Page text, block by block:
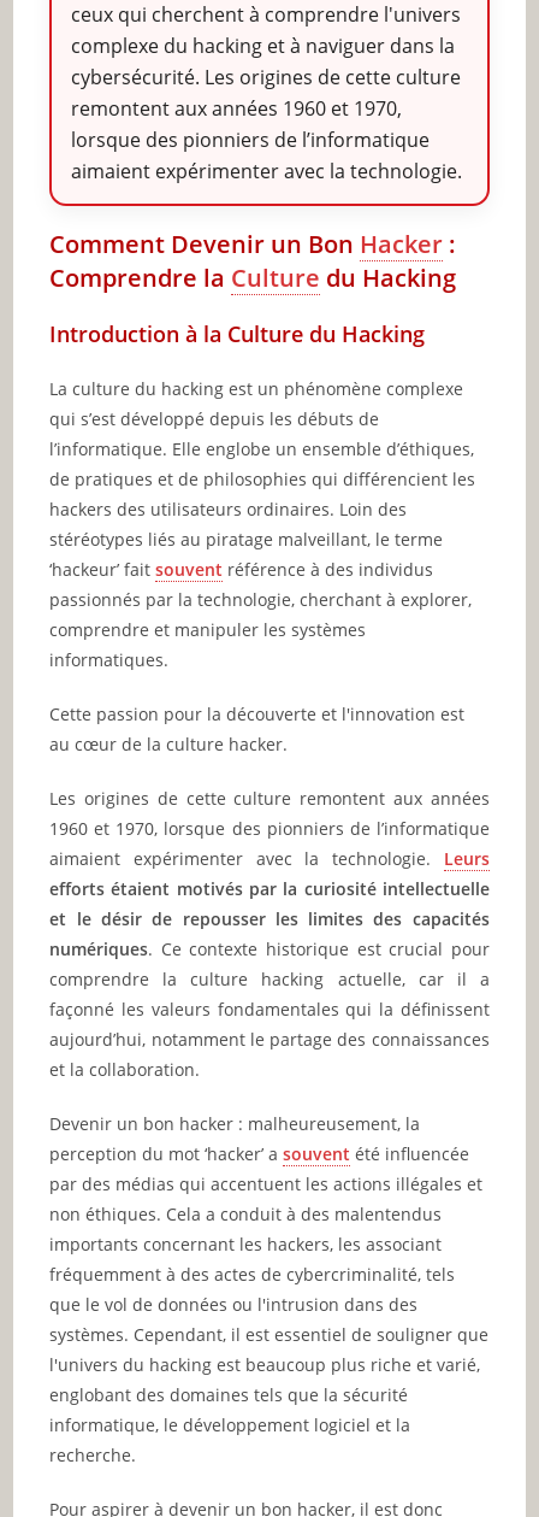
ceux qui cherchent à comprendre l'univers
complexe du hacking et à naviguer dans la
cybersécurité. Les origines de cette culture
remontent aux années 1960 et 1970,
lorsque des pionniers de l’informatique
aimaient expérimenter avec la technologie.
Comment Devenir un Bon Hacker :
Comprendre la Culture du Hacking
Introduction à la Culture du Hacking
La culture du hacking est un phénomène complexe
qui s’est développé depuis les débuts de
l’informatique. Elle englobe un ensemble d’éthiques,
de pratiques et de philosophies qui différencient les
hackers des utilisateurs ordinaires. Loin des
stéréotypes liés au piratage malveillant, le terme
‘hackeur’ faitsouvent référence à des individus
passionnés par la technologie, cherchant à explorer,
comprendre et manipuler les systèmes
informatiques.
Cette passion pour la découverte et l'innovation est
au cœur de la culture hacker.
Les origines de cette culture remontent aux années
1960 et 1970, lorsque des pionniers de l’informatique
aimaient expérimenter avec la technologie. Leurs
efforts étaient motivés par la curiosité intellectuelle
et le désir de repousser les limites des capacités
numériques. Ce contexte historique est crucial pour
comprendre la culture hacking actuelle, car il a
façonné les valeurs fondamentales qui la définissent
aujourd’hui, notamment le partage des connaissances
et la collaboration.
Devenir un bon hacker : malheureusement, la
perception du mot ‘hacker’ asouvent été influencée
par des médias qui accentuent les actions illégales et
non éthiques. Cela a conduit à des malentendus
importants concernant les hackers, les associant
fréquemment à des actes de cybercriminalité, tels
que le vol de données ou l'intrusion dans des
systèmes. Cependant, il est essentiel de souligner que
l'univers du hacking est beaucoup plus riche et varié,
englobant des domaines tels que la sécurité
informatique, le développement logiciel et la
recherche.
Pour aspirer à devenir un bon hacker, il est donc